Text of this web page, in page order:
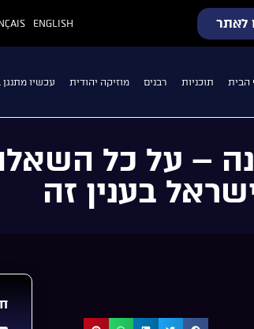
לאתר ENGLISH
הבית תוכניות רבנים מוזיקה יהודית עכשיו מתנגן
– על כל
בענין זה